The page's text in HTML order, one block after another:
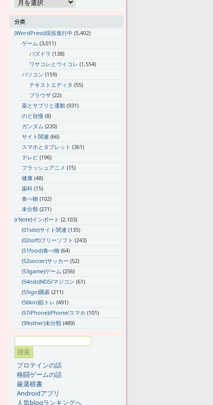
分类
(WordPress)現役進行中 (5,402)
ゲーム (3,011)
パズドラ (138)
ワサコレとウイコレ (1,554)
パソコン (159)
テキストエディタ (55)
ブラウザ (22)
薬とサプリと運動 (931)
のど自慢 (8)
ガンダム (220)
サイト関連 (66)
スマホとタブレット (361)
テレビ (196)
フラッシュアニメ (15)
健康 (48)
歯科 (15)
食べ物 (102)
未分類 (271)
(rNote)インポート (2,103)
(01site)サイト関連 (135)
(02soft)フリーソフト (243)
(51food)食べ物 (64)
(52soccer)サッカー (52)
(53game)ゲーム (256)
(54nds)NDS/マジコン (61)
(55igo)囲碁 (211)
(56kin)筋トレ (491)
(57iPhone)iPhone/スマホ (101)
(99other)未分類 (489)
プロテインの話
格闘ゲームの話
厳選棋書
Androidアプリ
人気blogランキングへ